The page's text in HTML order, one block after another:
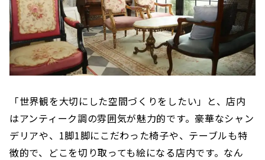
「世界観を大切にした空間づくりをしたい」と、店内
はアンティーク調の雰囲気が魅力的です。豪華なシャン
デリアや、1脚1脚にこだわった椅子や、テーブルも特
徴的で、どこを切り取っても絵になる店内です。なん